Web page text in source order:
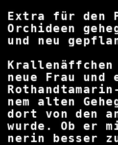
Extra für den
Orchideen
und
neue Frau und
nem alten
dort von den
wurde. Ob er
nerin besser